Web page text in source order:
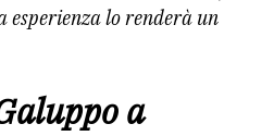
esperienza lo renderà un
a